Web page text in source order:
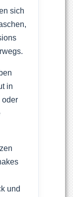
sich
in
oder
und